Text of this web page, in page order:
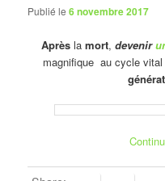
Publié le6 novembre 2017
Après la mort, devenir
magnifique au cycle vital